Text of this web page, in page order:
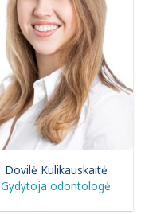
Dovilė Kulikauskaitė
Gydytoja odontologė